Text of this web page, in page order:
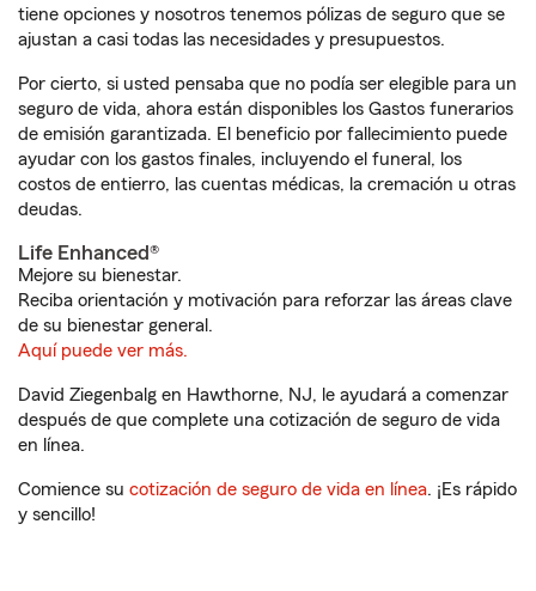
tiene opciones y nosotros tenemos pólizas de seguro que se
ajustan a casi todas las necesidades y presupuestos.
Por cierto, si usted pensaba que no podía ser elegible para un
seguro de vida, ahora están disponibles los Gastos funerarios
de emisión garantizada. El beneficio por fallecimiento puede
ayudar con los gastos finales, incluyendo el funeral, los
costos de entierro, las cuentas médicas, la cremación u otras
deudas.
Life Enhanced®
Mejore su bienestar.
Reciba orientación y motivación para reforzar las áreas clave
de su bienestar general.
Aquí puede ver más.
David Ziegenbalg en Hawthorne, NJ, le ayudará a comenzar
después de que complete una cotización de seguro de vida
en línea.
Comience su cotización de seguro de vida en línea. ¡Es rápido
y sencillo!